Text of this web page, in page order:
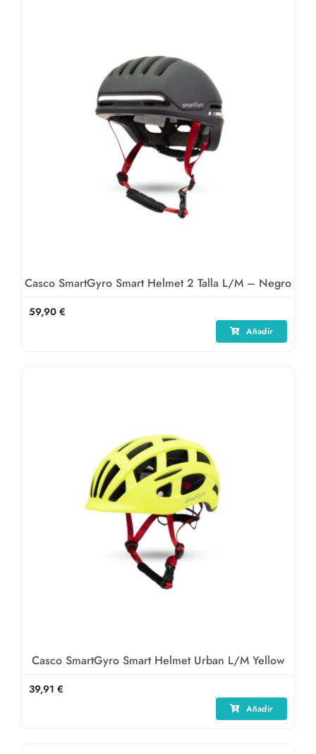
Casco SmartGyro Smart Helmet 2 Talla L/M – Negro
59,90 €
Añadir
Casco SmartGyro Smart Helmet Urban L/M Yellow
39,91 €
Añadir